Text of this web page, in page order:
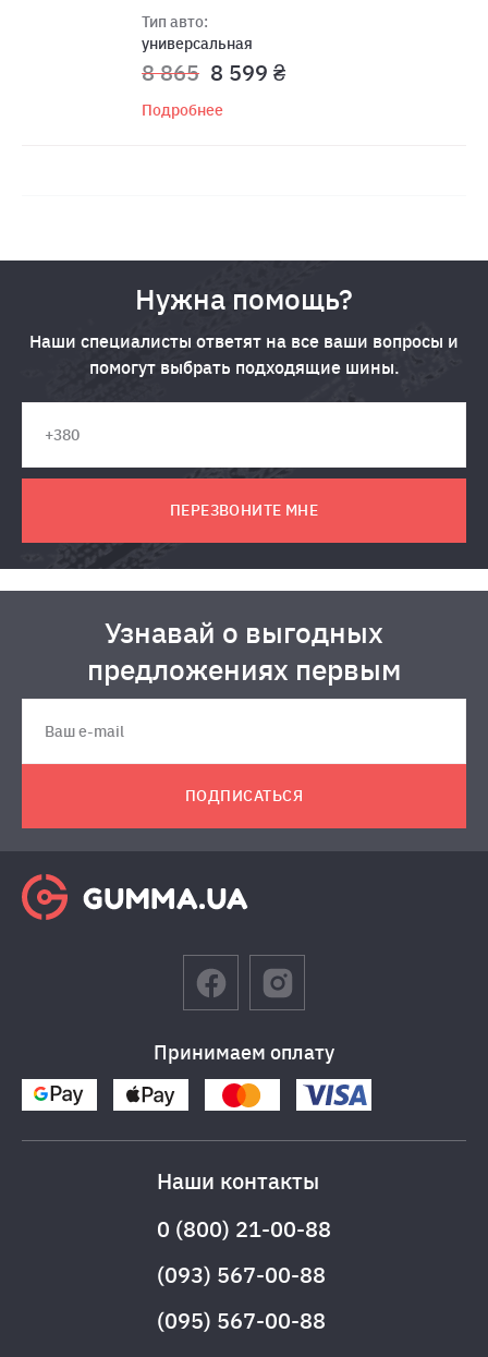
Тип авто:
универсальная
8 865 8 599 ₴
Подробнее
Нужна помощь?
Наши специалисты ответят на все ваши вопросы и
помогут выбрать подходящие шины.
ПЕРЕЗВОНИТЕ МНЕ
Узнавай о выгодных
предложениях первым
ПОДПИСАТЬСЯ
Принимаем оплату
Наши контакты
0 (800) 21-00-88
(093) 567-00-88
(095) 567-00-88